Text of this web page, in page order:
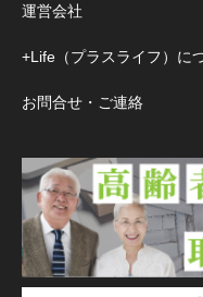
運営会社
+Life（プラスライフ）に
お問合せ・ご連絡